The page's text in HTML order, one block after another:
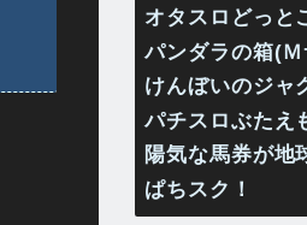
オタスロどっと
パンダラの箱(
けんぼいのジャ
パチスロぶたえ
陽気な馬券が地
ぱちスク！